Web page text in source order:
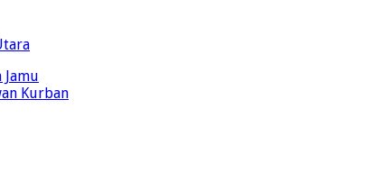
Jamu
Kurban